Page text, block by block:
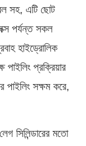
সহ, এটি ছোট
পর্যন্ত সকল
হাইড্রোলিক
পাইলিং প্রক্রিয়ার
পাইলিং সক্ষম করে,
সিলিন্ডারের মতো